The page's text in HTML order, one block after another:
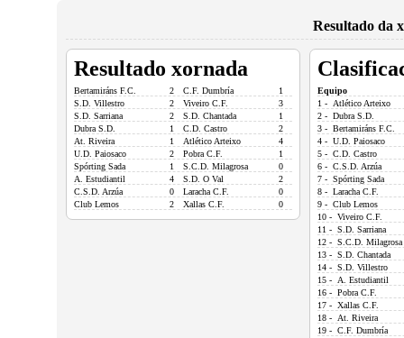
Resultado da
Resultado xornada
Bertamiráns F.C. 2 C.F. Dumbría
1
S.D. Villestro
2 Viveiro C.F.
3
S.D. Sarriana
2 S.D. Chantada
1
Dubra S.D.
1 C.D. Castro
2
At. Riveira
1 Atlético Arteixo
4
U.D. Paiosaco
2 Pobra C.F.
1
Spórting Sada
1 S.C.D. Milagrosa
0
A. Estudiantil
4 S.D. O Val
2
C.S.D. Arzúa
0 Laracha C.F.
0
Club Lemos
2 Xallas C.F. 0
Equipo
1 - Atlético Arteixo
2 - Dubra S.D.
3 - Bertamiráns F.C.
4 - U.D. Paiosaco
5 - C.D. Castro
6 - C.S.D. Arzúa
7 - Spórting Sada
8 - Laracha C.F.
9 - Club Lemos
10 - Viveiro C.F.
11 - S.D. Sarriana
12 - S.C.D. Milagrosa
13 - S.D. Chantada
14 - S.D. Villestro
15 - A. Estudiantil
16 - Pobra C.F.
17 - Xallas C.F.
18 - At. Riveira
19 - C.F. Dumbría